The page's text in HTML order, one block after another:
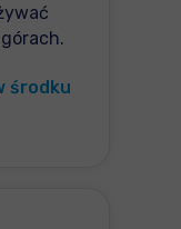
środku